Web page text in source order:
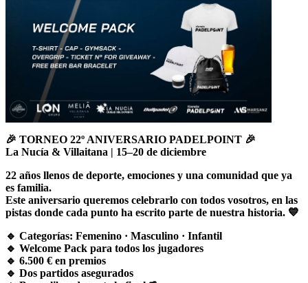
🎉 TORNEO 22º ANIVERSARIO PADELPOINT 🎉
La Nucía & Villaitana | 15–20 de diciembre
22 años llenos de deporte, emociones y una comunidad que ya
es familia.
Este aniversario queremos celebrarlo con todos vosotros, en las
pistas donde cada punto ha escrito parte de nuestra historia. 💙
🔹 Categorías: Femenino · Masculino · Infantil
🔹 Welcome Pack para todos los jugadores
🔹 6.500 € en premios
🔹 Dos partidos asegurados